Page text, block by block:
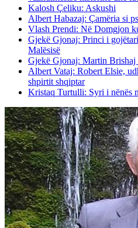
Kalosh Çeliku: Askushi
Albert Habazaj: Çamëria si
Vlash Prendi: Në Domgjon
Gjekë Gjonaj: Princi i
Malësisë
Gjekë Gjonaj: Martin
Albert Vataj: Robert Elsie,
shpirtit shqiptar
Kristaq Turtulli: Syri i nënës